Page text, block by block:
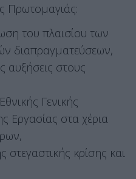
Πρωτομαγιάς:
του πλαισίου των
διαπραγματεύσεων,
αυξήσεις στους
Γενικής
Εργασίας στα χέρια
στεγαστικής κρίσης και